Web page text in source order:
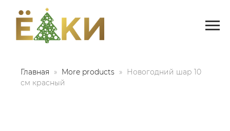
Главная More products
Новогодний шар 10
см красный